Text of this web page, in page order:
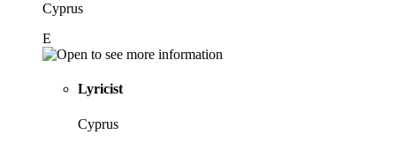
Cyprus
E
Lyricist
Cyprus